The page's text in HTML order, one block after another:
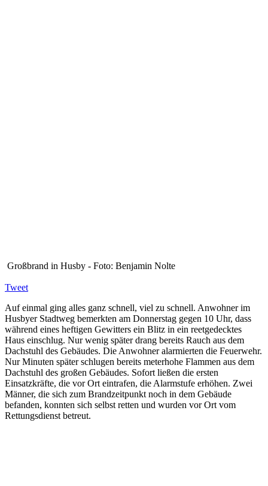
Großbrand in Husby - Foto: Benjamin Nolte
Tweet
Auf einmal ging alles ganz schnell, viel zu schnell. Anwohner im
Husbyer Stadtweg bemerkten am Donnerstag gegen 10 Uhr, dass
während eines heftigen Gewitters ein Blitz in ein reetgedecktes
Haus einschlug. Nur wenig später drang bereits Rauch aus dem
Dachstuhl des Gebäudes. Die Anwohner alarmierten die Feuerwehr.
Nur Minuten später schlugen bereits meterhohe Flammen aus dem
Dachstuhl des großen Gebäudes. Sofort ließen die ersten
Einsatzkräfte, die vor Ort eintrafen, die Alarmstufe erhöhen. Zwei
Männer, die sich zum Brandzeitpunkt noch in dem Gebäude
befanden, konnten sich selbst retten und wurden vor Ort vom
Rettungsdienst betreut.